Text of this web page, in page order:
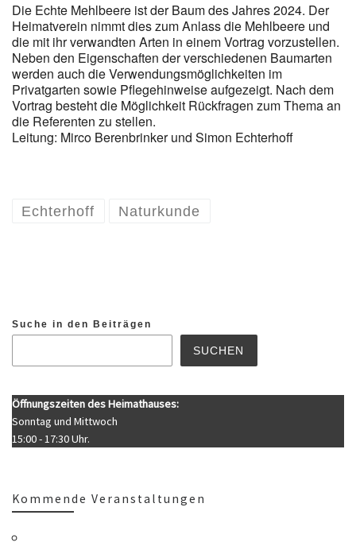
Die Echte Mehlbeere ist der Baum des Jahres 2024. Der
Heimatverein nimmt dies zum Anlass die Mehlbeere und
die mit ihr verwandten Arten in einem Vortrag vorzustellen.
Neben den Eigenschaften der verschiedenen Baumarten
werden auch die Verwendungsmöglichkeiten im
Privatgarten sowie Pflegehinweise aufgezeigt. Nach dem
Vortrag besteht die Möglichkeit Rückfragen zum Thema an
die Referenten zu stellen.
Leitung: Mirco Berenbrinker und Simon Echterhoff
Echterhoff Naturkunde
Suche in den Beiträgen
SUCHEN
Öffnungszeiten des Heimathauses:
Sonntag und Mittwoch
15:00 - 17:30 Uhr.
Kommende Veranstaltungen